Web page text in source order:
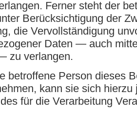
Ferner steht der
Berücksichtigung der
die Vervollständigung
Daten — auch
zu verlangen.
betroffene Person dieses
kann sie sich hierzu
für die Verarbeitung